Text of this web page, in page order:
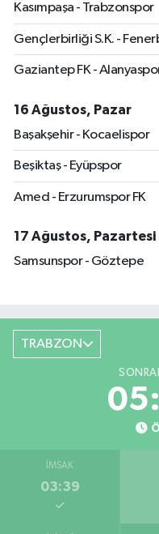
Kasımpaşa - Trabzonspor
Gençlerbirliği S.K. -
Gaziantep FK -
16 Ağustos, Pazar
Başakşehir - Kocaelispor
Beşiktaş - Eyüpspor
Amed - Erzurumspor FK
17 Ağustos, Pazartesi
Samsunspor - Göztepe
TRABZON
İMSAK
03:39